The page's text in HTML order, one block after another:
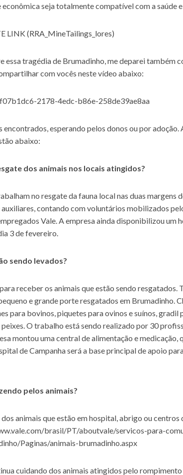
seja totalmente compatível com a saúde e
LINK (RRA_MineTailings_lores)
essa tragédia de Brumadinho, me deparei também
com vocês neste vídeo abaixo:
2178-4edc-b86e-258de39ae8aa
encontrados, esperando pelos donos ou por
abaixo:
dos animais nos locais atingidos?
no resgate da fauna local nas duas
contando com voluntários mobilizados
Vale. A empresa ainda disponibilizou um
3 de fevereiro.
sendo levados?
receber os animais que estão sendo
e grande porte resgatados em Brumadinho.
para bovinos, piquetes para ovinos e suínos, gradil
O trabalho está sendo realizado por 30
montou uma central de alimentação e medicação,
de Campanha será a base principal de apoio
pelos animais?
animais que estão em hospital, abrigo ou
brasil/PT/aboutvale/servicos-para-
Paginas/animais-brumadinho.aspx
cuidando dos animais atingidos pelo